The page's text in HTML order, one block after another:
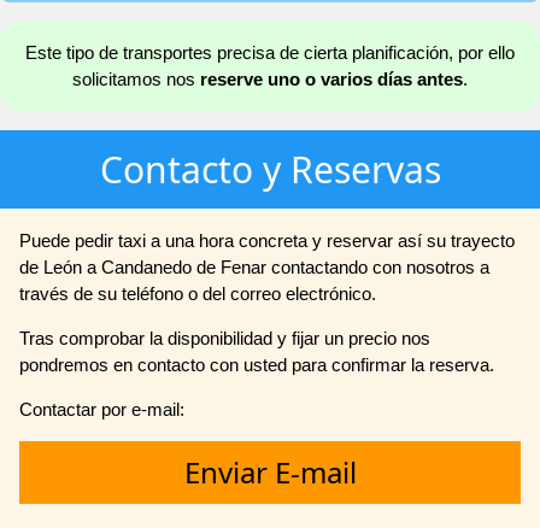
Este tipo de transportes precisa de cierta planificación, por ello
solicitamos nos reserve uno o varios días antes.
Contacto y Reservas
Puede pedir taxi a una hora concreta y reservar así su trayecto
de León a Candanedo de Fenar contactando con nosotros a
través de su teléfono o del correo electrónico.
Tras comprobar la disponibilidad y fijar un precio nos
pondremos en contacto con usted para confirmar la reserva.
Contactar por e-mail:
Enviar E-mail